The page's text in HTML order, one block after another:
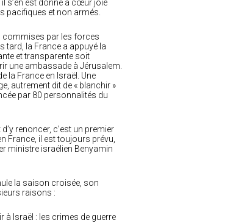
il s’en est donné à cœur joie
pacifiques et non armés.
commises par les forces
tard, la France a appuyé la
et transparente soit
une ambassade à Jérusalem.
la France en Israël. Une
autrement dit de « blanchir »
par 80 personnalités du
renoncer, c’est un premier
France, il est toujours prévu,
ministre israélien Benyamin
la saison croisée, son
raisons :
Israël : les crimes de guerre